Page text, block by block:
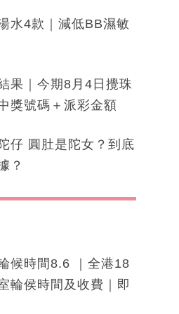
水4款｜減低BB濕敏
果｜今期8月4日攪珠
獎號碼＋派彩金額
仔 圓肚是陀女？到底
？
候時間8.6 ｜全港18
輪侯時間及收費｜即